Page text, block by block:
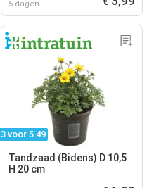
5 dagen
3 voor 5.49
Tandzaad (Bidens) D 10,5
H 20 cm